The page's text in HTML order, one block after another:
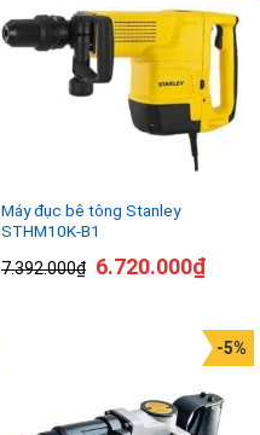
Máy đục bê tông Stanley
STHM10K-B1
7.392.000₫ 6.720.000₫
-5%